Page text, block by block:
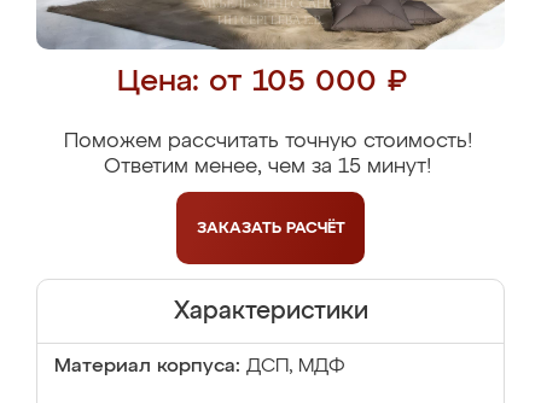
Цена: от 105 000 ₽
Поможем рассчитать точную стоимость!
Ответим менее, чем за 15 минут!
ЗАКАЗАТЬ РАСЧЁТ
Характеристики
Материал корпуса: ДСП, МДФ